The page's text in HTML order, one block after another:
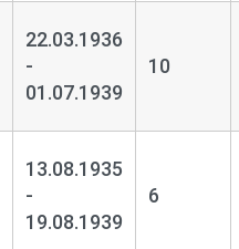
22.03.1936
-
01.07.1939
10
13.08.1935
-
19.08.1939
6